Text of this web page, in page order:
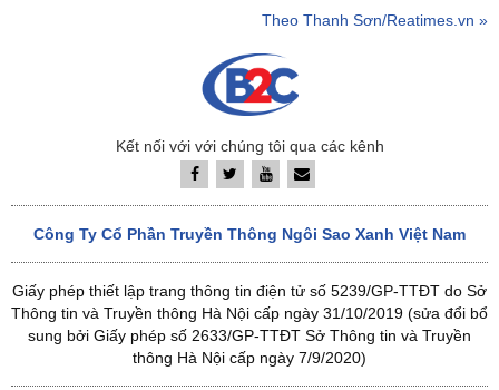
Theo Thanh Sơn/Reatimes.vn »
Kết nối với với chúng tôi qua các kênh
Công Ty Cổ Phần Truyền Thông Ngôi Sao Xanh Việt Nam
Giấy phép thiết lập trang thông tin điện tử số 5239/GP-TTĐT do Sở
Thông tin và Truyền thông Hà Nội cấp ngày 31/10/2019 (sửa đổi bổ
sung bởi Giấy phép số 2633/GP-TTĐT Sở Thông tin và Truyền
thông Hà Nội cấp ngày 7/9/2020)